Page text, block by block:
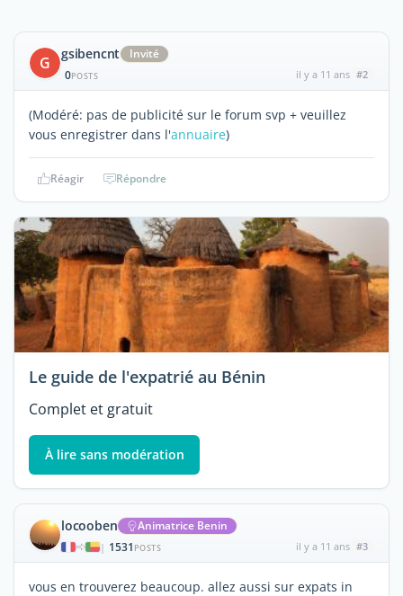
G gsibencnt
Invité
0POSTS il y a 11 ans #2
(Modéré: pas de publicité sur le forum svp + veuillez
vous enregistrer dans l'annuaire)
Réagir Répondre
Le guide de l'expatrié au Bénin
Complet et gratuit
À lire sans modération
locooben Animatrice Benin
| 1531 POSTS il y a 11 ans #3
vous en trouverez beaucoup. allez aussi sur expats in